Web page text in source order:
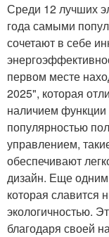
Среди 12 лучших
года самыми
сочетают в себе
первом месте
2025", которая
наличием функции
популярностью
управлением,
обеспечивают
дизайн. Еще
которая славится
экологичностью.
благодаря своей